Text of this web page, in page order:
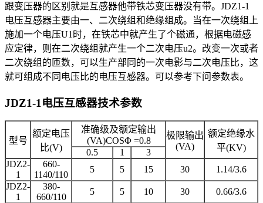
跟变压器的区别就是互感器他带铁芯变压器没有带。JDZ1-1
电压互感器主要由一、二次绕组和绝缘组成。当在一次绕组上
施加一个电压U1时，在铁芯中就产生了个磁通，根据电磁感
应定律，则在二次绕组就产生一个二次电压u2。改变一次或者
二次绕组的匝数，可以生产部同的一次电影与二次电压比，这
就可组成不同电压比的电压互感器。可以参考下问参数表。
JDZ1-1电压互感器技术参数
型号
额定电压
比(V)
准确级及额定输出
(VA)COSΦ =0.8
极限输出
(VA)
额定绝缘水
平(KV)
0.5 1
3
JDZ2-
1
660-
1140/110
5 5 15 30
1.14/3.6
JDZ2-
1
380-
660/110
5 5 10 30 0.66/3.6